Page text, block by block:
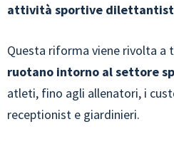
attività sportive
Questa riforma viene rivolta a
ruotano intorno al settore
atleti, fino agli allenatori, i
receptionist e giardinieri.